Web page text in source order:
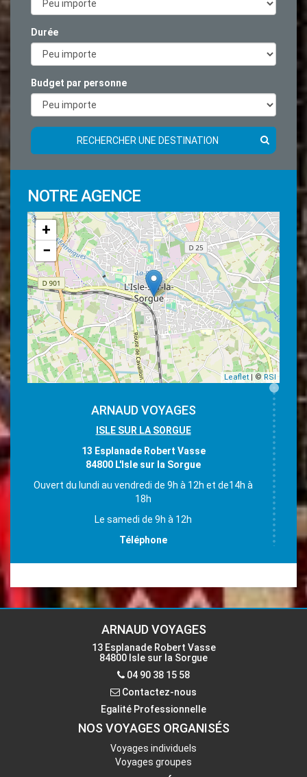
Durée
Budget par personne
RECHERCHER UNE DESTINATION
NOTRE AGENCE
+
−
Leaflet| ©RSI
ARNAUD VOYAGES
ISLE SUR LA SORGUE
13 Esplanade Robert Vasse
84800 L'Isle sur la Sorgue
Ouvert du lundi au vendredi de 9h à 12h et de14h à
18h
Le samedi de 9h à 12h
Téléphone
accueil-isle@voyages-arnaud.fr
Contactez-nous
ARNAUD VOYAGES
13 Esplanade Robert Vasse
84800 Isle sur la Sorgue
04 90 38 15 58
Contactez-nous
Egalité Professionnelle
NOS VOYAGES ORGANISÉS
Voyages individuels
Voyages groupes